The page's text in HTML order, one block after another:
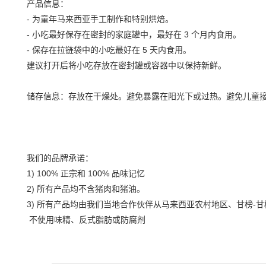
产品信息：
- 为童年马来西亚手工制作和特别烘焙。
- 小吃最好保存在密封的家庭罐中，最好在 3 个月内食用。
- 保存在拉链袋中的小吃最好在 5 天内食用。
建议打开后将小吃存放在密封罐或容器中以保持新鲜。
储存信息：存放在干燥处。避免暴露在阳光下或过热。避免儿童
我们的品牌承诺：
1) 100% 正宗和 100% 品味记忆
2) 所有产品均不含猪肉和猪油。
3) 所有产品均由我们当地合作伙伴从马来西亚农村地区、甘榜-甘
不使用味精、反式脂肪或防腐剂